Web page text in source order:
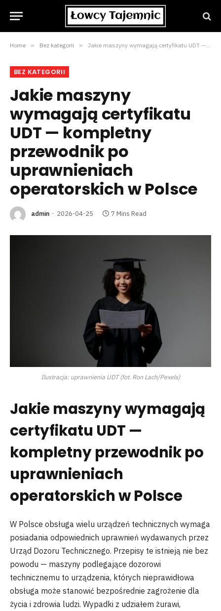
Home » Bez kategorii » Jakie maszyny wymagają certyfikatu UDT — kompletny przewodnik po uprawnieniach operatorskich w Polsce
BEZ KATEGORII
Jakie maszyny
wymagają certyfikatu
UDT — kompletny
przewodnik po
uprawnieniach
operatorskich w Polsce
admin 2026-04-25 7 Mins Read
Ilustracja: uprawnienia UDT (fot. Ron Lach/Pexels)
Jakie maszyny wymagają
certyfikatu UDT —
kompletny przewodnik po
uprawnieniach
operatorskich w Polsce
W Polsce obsługa wielu urządzeń technicznych wymaga
posiadania odpowiednich uprawnień wydawanych przez
Urząd Dozoru Technicznego. Przepisy te istnieją nie bez
powodu — maszyny podlegające dozorowi
technicznemu to urządzenia, których nieprawidłowa
obsługa może stanowić bezpośrednie zagrożenie dla
życia i zdrowia ludzi. Wypadki z udziałem żurawi,